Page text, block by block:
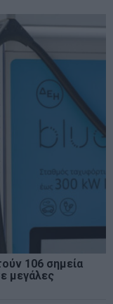
106 σημεία
μεγάλες